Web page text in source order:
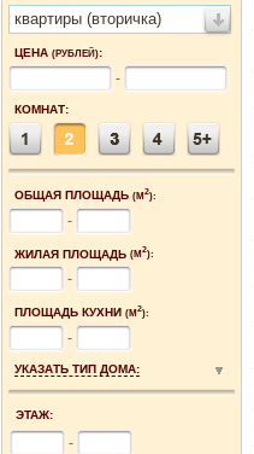
квартиры (вторичка)
ЦЕНА (РУБЛЕЙ):
-
КОМНАТ:
ОБЩАЯ ПЛОЩАДЬ (М2):
-
ЖИЛАЯ ПЛОЩАДЬ (М2):
-
ПЛОЩАДЬ КУХНИ (М2):
-
УКАЗАТЬ ТИП ДОМА:
ЭТАЖ:
-